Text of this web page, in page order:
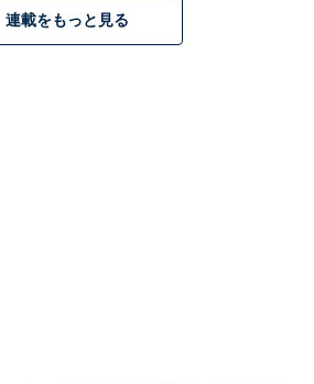
最大の魅力は、大悟さんとロケ先
連載をもっと見る